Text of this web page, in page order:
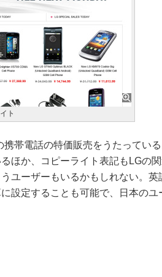
ト
帯電話の特価販売をうたってい
ほか、コピーライト表記もLGの
ユーザーもいるかもしれない。英
設定することも可能で、日本のユ